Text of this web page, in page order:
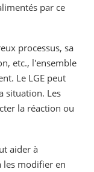
par ce
processus, sa
etc., l'ensemble
Le LGE peut
situation. Les
la réaction ou
aider à
les modifier en